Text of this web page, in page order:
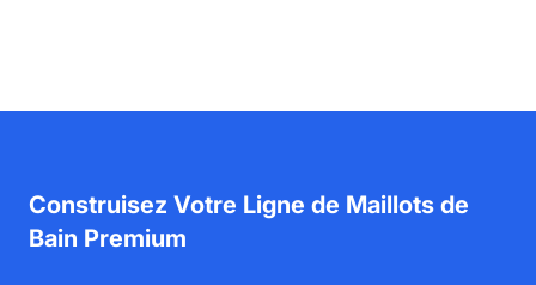
Construisez Votre Ligne de Maillots de
Bain Premium